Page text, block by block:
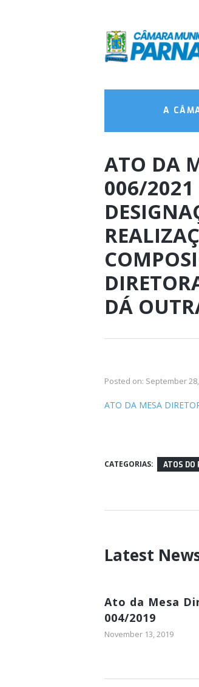
A
ATO DA
006/2021
DÁ
Posted on: September
ATO DA MESA
CATEGORIAS: ATOS DO
Latest
Ato da Mesa
004/2019
November 13, 2019